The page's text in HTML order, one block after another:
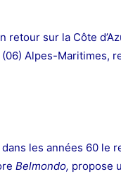
retour sur la Côte
(06) Alpes-Maritimes,
les années 60 le
Belmondo, propose